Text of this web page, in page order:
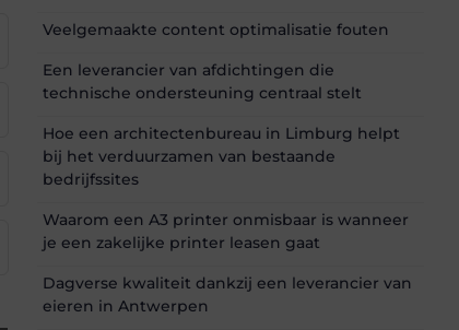
Veelgemaakte content optimalisatie fouten
Een leverancier van afdichtingen die
technische ondersteuning centraal stelt
Hoe een architectenbureau in Limburg helpt
bij het verduurzamen van bestaande
bedrijfssites
Waarom een A3 printer onmisbaar is wanneer
je een zakelijke printer leasen gaat
Dagverse kwaliteit dankzij een leverancier van
eieren in Antwerpen